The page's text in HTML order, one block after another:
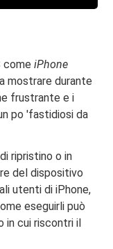
comeiPhone
mostrare durante
frustrante e i
po 'fastidiosi da
ripristino o in
del dispositivo
utenti di iPhone,
eseguirli può
in cui riscontri il